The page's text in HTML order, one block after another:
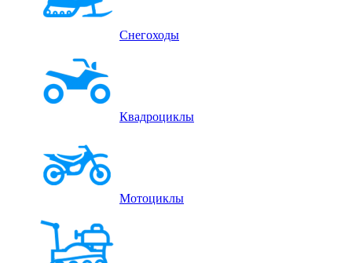
Снегоходы
Квадроциклы
Мотоциклы